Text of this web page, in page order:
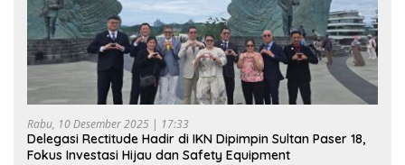
Rabu, 10 Desember 2025 | 17:33
Delegasi Rectitude Hadir di IKN Dipimpin Sultan Paser 18,
Fokus Investasi Hijau dan Safety Equipment